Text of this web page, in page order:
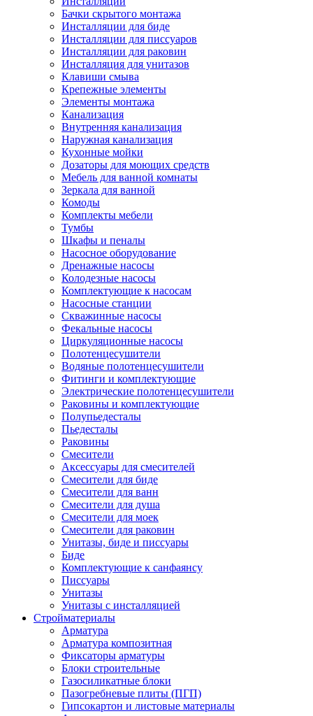
Бачки скрытого монтажа
Инсталляции для биде
Инсталляции для писсуаров
Инсталляции для раковин
Инсталляция для унитазов
Клавиши смыва
Крепежные элементы
Элементы монтажа
Канализация
Внутренняя канализация
Наружная канализация
Кухонные мойки
Дозаторы для моющих средств
Мебель для ванной комнаты
Зеркала для ванной
Комоды
Комплекты мебели
Тумбы
Шкафы и пеналы
Насосное оборудование
Дренажные насосы
Колодезные насосы
Комплектующие к насосам
Насосные станции
Скважинные насосы
Фекальные насосы
Циркуляционные насосы
Полотенцесушители
Водяные полотенцесушители
Фитинги и комплектующие
Электрические полотенцесушители
Раковины и комплектующие
Полупьедесталы
Пьедесталы
Раковины
Смесители
Аксессуары для смесителей
Смесители для биде
Смесители для ванн
Смесители для душа
Смесители для моек
Смесители для раковин
Унитазы, биде и писсуары
Биде
Комплектующие к санфаянсу
Писсуары
Унитазы
Унитазы с инсталляцией
Стройматериалы
Арматура
Арматура композитная
Фиксаторы арматуры
Блоки строительные
Газосиликатные блоки
Пазогребневые плиты (ПГП)
Гипсокартон и листовые материалы